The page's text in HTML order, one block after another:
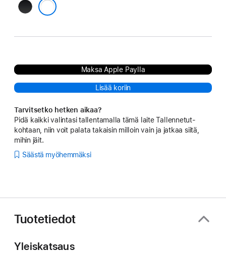
Musta
Maksa Apple Paylla
Lisää koriin
Tarvitsetko hetken aikaa?
Pidä kaikki valintasi tallentamalla tämä laite Tallennetut-
kohtaan, niin voit palata takaisin milloin vain ja jatkaa siitä,
mihin jäit.
Säästä myöhemmäksi
Tuotetiedot
Yleiskatsaus